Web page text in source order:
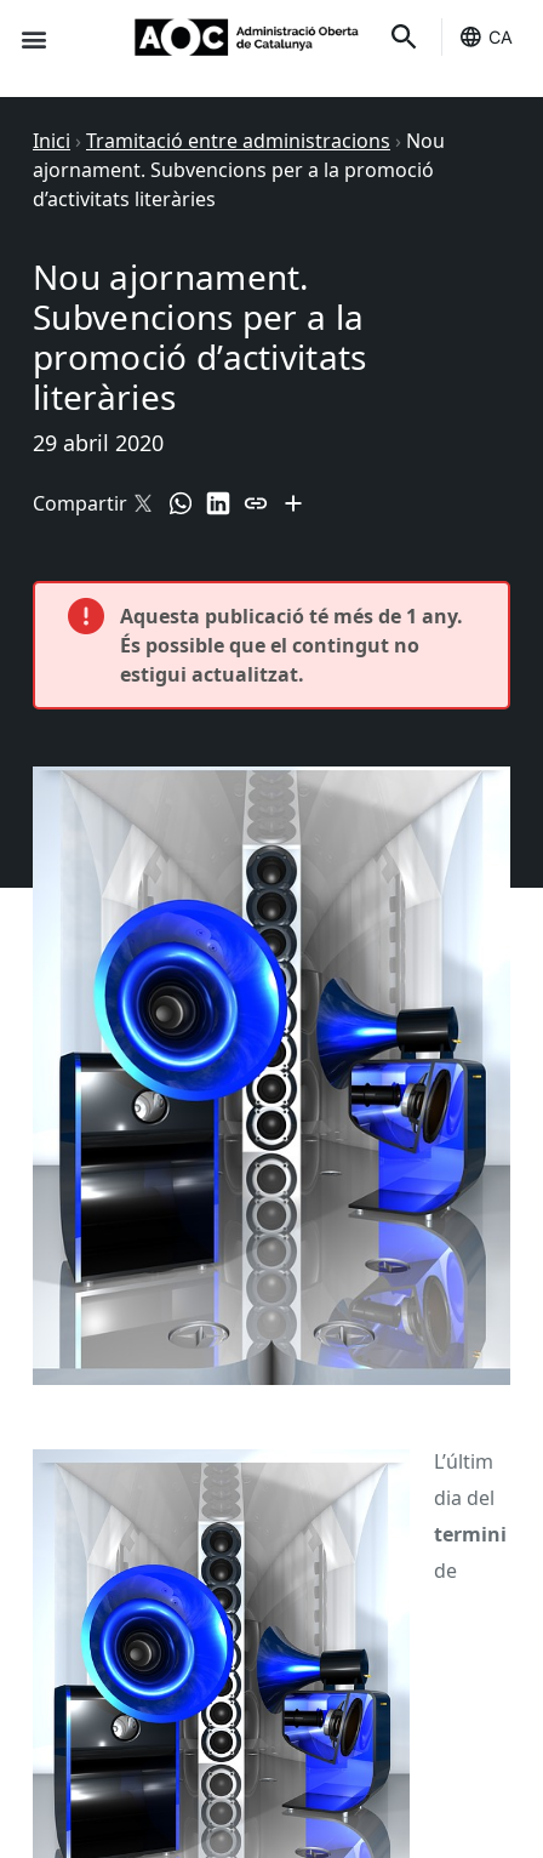
CA
Inici › Tramitació entre administracions › Nou
ajornament. Subvencions per a la promoció
d’activitats literàries
Nou ajornament.
Subvencions per a la
promoció d’activitats
literàries
29 abril 2020
Compartir
Aquesta publicació té més de 1 any.
És possible que el contingut no
estigui actualitzat.
L’últim
dia del
termini
de